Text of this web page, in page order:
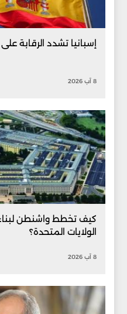
إسبانيا تشدد الرقابة
8 آب 2026
كيف تخطط واشنطن
الولايات المتحدة؟
8 آب 2026